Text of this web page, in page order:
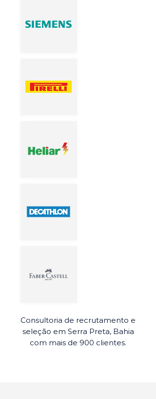
Consultoria de recrutamento e
seleção em Serra Preta, Bahia
com mais de 900 clientes.